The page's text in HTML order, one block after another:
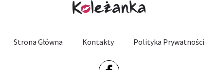
Strona Główna Kontakty Polityka Prywatności